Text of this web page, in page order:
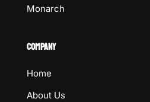
Monarch
COMPANY
Home
About Us